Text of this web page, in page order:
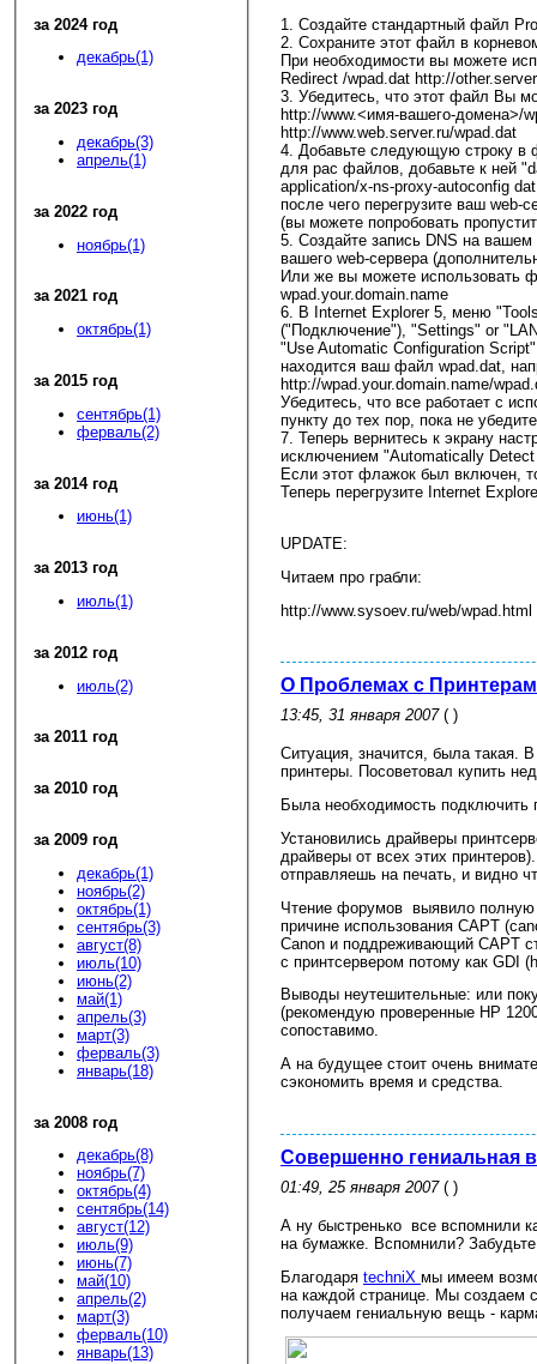
за 2024 год
декабрь(1)
за 2023 год
декабрь(3)
апрель(1)
за 2022 год
ноябрь(1)
за 2021 год
октябрь(1)
за 2015 год
сентябрь(1)
ферваль(2)
за 2014 год
июнь(1)
за 2013 год
июль(1)
за 2012 год
июль(2)
за 2011 год
за 2010 год
за 2009 год
декабрь(1)
ноябрь(2)
октябрь(1)
сентябрь(3)
август(8)
июль(10)
июнь(2)
май(1)
апрель(3)
март(3)
ферваль(3)
январь(18)
за 2008 год
декабрь(8)
ноябрь(7)
октябрь(4)
сентябрь(14)
август(12)
июль(9)
июнь(7)
май(10)
апрель(2)
март(3)
ферваль(10)
январь(13)
1. Создайте стандартный файл
2. Сохраните этот файл в
При необходимости вы можете
Redirect /wpad.dat http://
3. Убедитесь, что этот файл Вы
http://www.<имя-вашего-домена>/
http://www.web.server.ru/wpad.dat
4. Добавьте следующую строку в
для pac файлов, добавьте к ней
application/x-ns-proxy-autoconfig dat
после чего перегрузите ваш web-
(вы можете попробовать
5. Создайте запись DNS на
вашего web-сервера
Или же вы можете использовать
wpad.your.domain.name
6. В Internet Explorer 5, меню
("Подключение"), "Settings" or
"Use Automatic Configuration
находится ваш файл wpad.dat,
http://wpad.your.domain.name/
Убедитесь, что все работает с
пункту до тех пор, пока не
7. Теперь вернитесь к экрану
исключением "Automatically
Если этот флажок был включен,
Теперь перегрузите Internet
UPDATE:
Читаем про грабли:
http://www.sysoev.ru/web/wpad.html
О Проблемах с
13:45, 31 января 2007 ( )
Ситуация, значится, была такая.
принтеры. Посоветовал купить
Была необходимость подключить
Установились драйверы
драйверы от всех этих
отправляешь на печать, и видно
Чтение форумов выявило полную
причине использования CAPT
Canon и поддреживающий CAPT
с принтсервером потому как GDI
Выводы неутешительные: или
(рекомендую проверенные HP
сопоставимо.
А на будущее стоит очень
сэкономить время и средства.
Совершенно гениальная
01:49, 25 января 2007 ( )
А ну быстренько все вспомнили
на бумажке. Вспомнили?
Благодаря techniX мы имеем
на каждой странице. Мы создаем
получаем гениальную вещь -